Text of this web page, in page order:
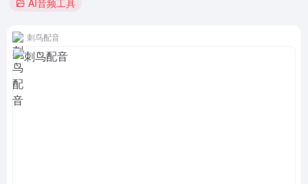
AI音频工具
刺鸟配音